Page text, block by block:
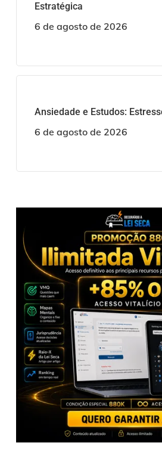
Estratégica
6 de agosto de 2026
Ansiedade e Estudos:
6 de agosto de 2026